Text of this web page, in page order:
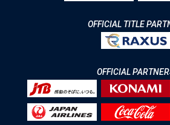
OFFICIAL TITLE
OFFICIAL